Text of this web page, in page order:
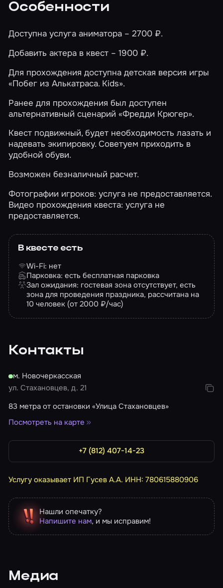
Особенности
Доступна услуга аниматора – 2700 ₽.
Добавить актера в квест – 1900 ₽.
Для прохождения доступна детская версия игры
«Побег из Алькатраса. Kids».
Ранее для прохождения был доступен
альтернативный сценарий «Фредди Крюгер».
Квест подвижный, будет необходимость лазать и
надевать экипировку. Советуем приходить в
удобной обуви.
Возможен безналичный расчет.
Фотографии игроков: услуга не предоставляется.
Видео прохождения квеста: услуга не
предоставляется.
В квесте есть
Wi-Fi: нет
Парковка: есть бесплатная парковка
Зал ожидания: гостевая зона отсутствует, есть
зона для проведения праздника, рассчитана на
10 человек (от 2000 ₽/час)
Контакты
м. Новочеркасская
ул. Стахановцев, д. 21
83 метра от остановки «Улица Стахановцев»
Посмотреть на карте
+7 (812) 407-14-23
Услугу оказывает ИП Гусев А.А. ИНН: 780615880906
Нашли опечатку?
Напишите нам, и мы исправим!
Медиа